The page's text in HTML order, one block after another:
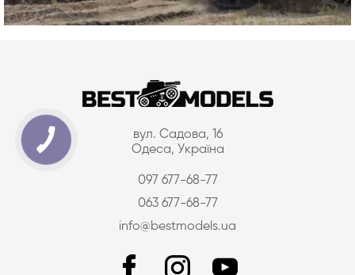
вул. Садова, 16
Одеса, Україна
097 677-68-77
063 677-68-77
info@bestmodels.ua